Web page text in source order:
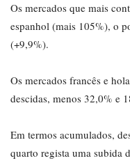
Os mercados que mais
espanhol (mais 105%), o
(+9,9%).
Os mercados francês e
descidas, menos 32,0% e
Em termos acumulados,
quarto regista uma subida